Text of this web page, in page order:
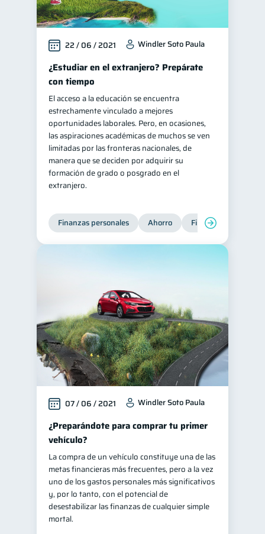
22 / 06 / 2021 Windler Soto Paula
¿Estudiar en el extranjero? Prepárate
con tiempo
El acceso a la educación se encuentra
estrechamente vinculado a mejores
oportunidades laborales. Pero, en ocasiones,
las aspiraciones académicas de muchos se ven
limitadas por las fronteras nacionales, de
manera que se deciden por adquirir su
formación de grado o posgrado en el
extranjero.
Finanzas personales Ahorro Finanzas para
07 / 06 / 2021 Windler Soto Paula
¿Preparándote para comprar tu primer
vehículo?
La compra de un vehículo constituye una de las
metas financieras más frecuentes, pero a la vez
uno de los gastos personales más significativos
y, por lo tanto, con el potencial de
desestabilizar las finanzas de cualquier simple
mortal.